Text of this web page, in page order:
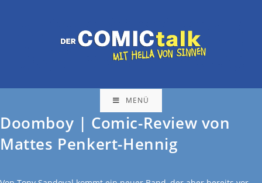
MENÜ
Doomboy | Comic-Review von
Mattes Penkert-Hennig